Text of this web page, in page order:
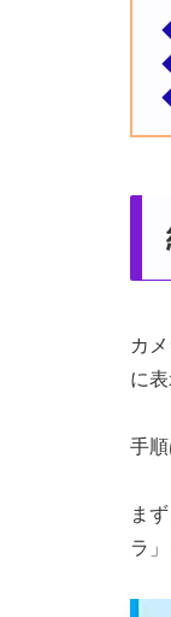
カ
に
手順
ま
ラ